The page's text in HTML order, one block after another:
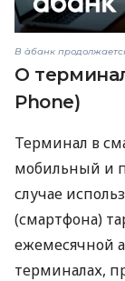
В àбанк
О
Phone)
Терминал в
мобильный и
случае
(смартфона)
ежемесячной
терминалах,